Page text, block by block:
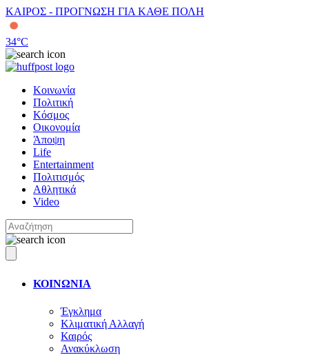
ΚΑΙΡΟΣ - ΠΡΟΓΝΩΣΗ ΓΙΑ ΚΑΘΕ ΠΟΛΗ
34°C
Κοινωνία
Πολιτική
Κόσμος
Οικονομία
Άποψη
Life
Entertainment
Πολιτισμός
Αθλητικά
Video
ΚΟΙΝΩΝΙΑ
Έγκλημα
Κλιματική Αλλαγή
Καιρός
Ανακύκλωση